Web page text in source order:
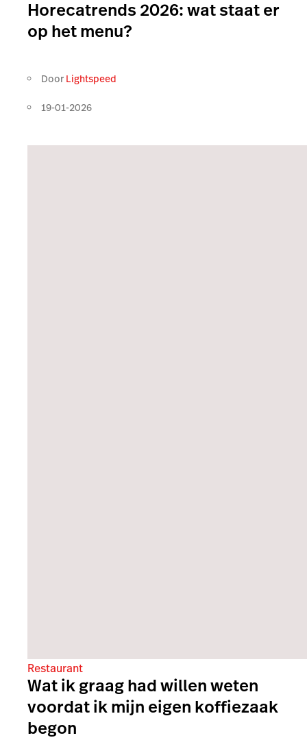
Horecatrends 2026: wat staat er
op het menu?
Door Lightspeed
19-01-2026
Restaurant
Wat ik graag had willen weten
voordat ik mijn eigen koffiezaak
begon